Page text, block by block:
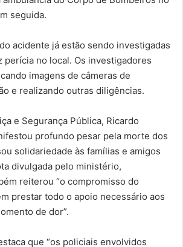
seguida.
acidente já estão sendo investigadas
perícia no local. Os investigadores
imagens de câmeras de
e realizando outras diligências.
e Segurança Pública, Ricardo
profundo pesar pela morte dos
solidariedade às famílias e amigos
divulgada pelo ministério,
reiterou “o compromisso do
prestar todo o apoio necessário aos
de dor”.
que “os policiais envolvidos